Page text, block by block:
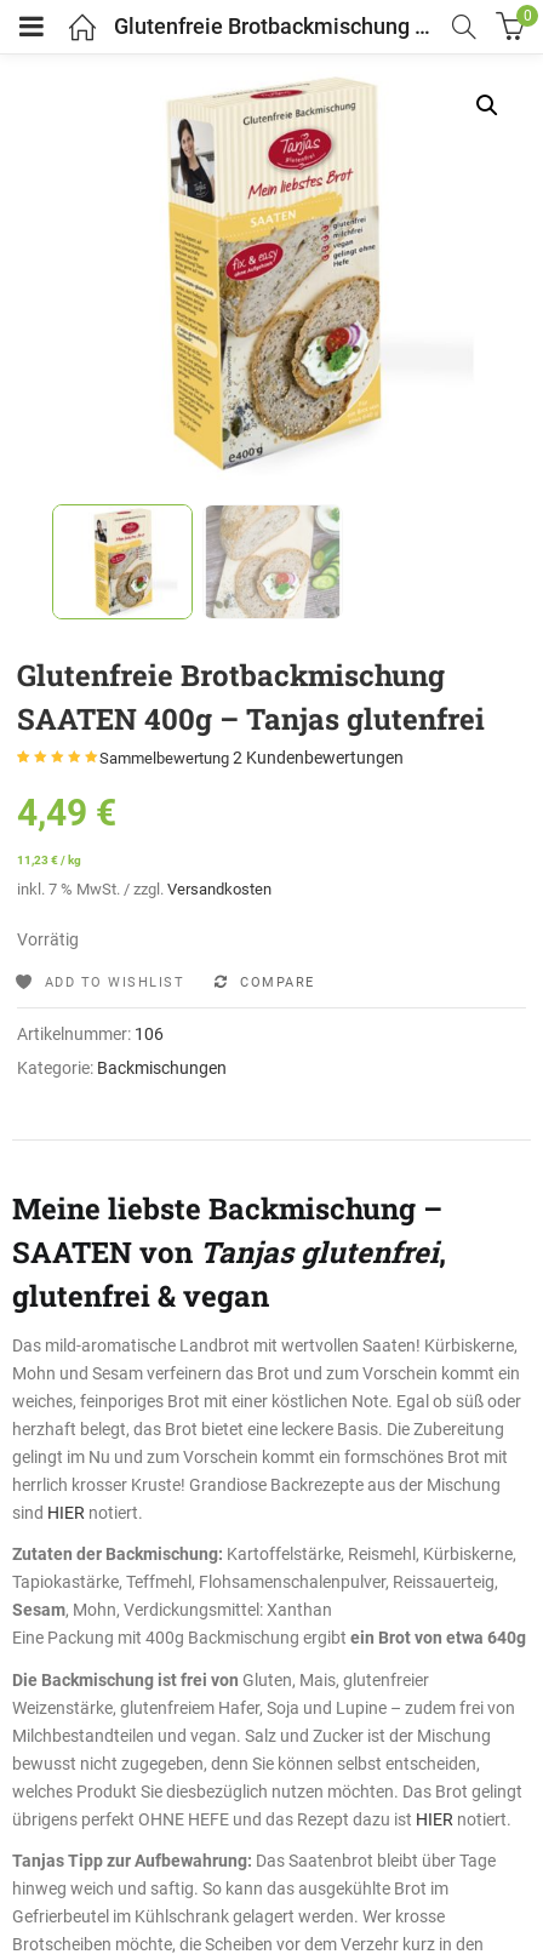
Glutenfreie Brotbackmischung SAATEN 400g – Tanjas glutenfrei 0
Glutenfreie Brotbackmischung
SAATEN 400g – Tanjas glutenfrei
basierend auf
Kundenbewertungen
Sammelbewertung 2 Kundenbewertungen
4,49 €
11,23€/ kg
inkl. 7 % MwSt. / zzgl.Versandkosten
Vorrätig
ADD TO WISHLIST COMPARE
Artikelnummer: 106
Kategorie: Backmischungen
Meine liebste Backmischung –
SAATEN von Tanjas glutenfrei,
glutenfrei & vegan
Das mild-aromatische Landbrot mit wertvollen Saaten! Kürbiskerne,
Mohn und Sesam verfeinern das Brot und zum Vorschein kommt ein
weiches, feinporiges Brot mit einer köstlichen Note. Egal ob süß oder
herzhaft belegt, das Brot bietet eine leckere Basis. Die Zubereitung
gelingt im Nu und zum Vorschein kommt ein formschönes Brot mit
herrlich krosser Kruste! Grandiose Backrezepte aus der Mischung
sind HIER notiert.
Zutaten der Backmischung: Kartoffelstärke, Reismehl, Kürbiskerne,
Tapiokastärke, Teffmehl, Flohsamenschalenpulver, Reissauerteig,
Sesam, Mohn, Verdickungsmittel: Xanthan
Eine Packung mit 400g Backmischung ergibt ein Brot von etwa 640g
Die Backmischung ist frei von Gluten, Mais, glutenfreier
Weizenstärke, glutenfreiem Hafer, Soja und Lupine – zudem frei von
Milchbestandteilen und vegan. Salz und Zucker ist der Mischung
bewusst nicht zugegeben, denn Sie können selbst entscheiden,
welches Produkt Sie diesbezüglich nutzen möchten. Das Brot gelingt
übrigens perfekt OHNE HEFE und das Rezept dazu ist HIER notiert.
Tanjas Tipp zur Aufbewahrung: Das Saatenbrot bleibt über Tage
hinweg weich und saftig. So kann das ausgekühlte Brot im
Gefrierbeutel im Kühlschrank gelagert werden. Wer krosse
Brotscheiben möchte, die Scheiben vor dem Verzehr kurz in den